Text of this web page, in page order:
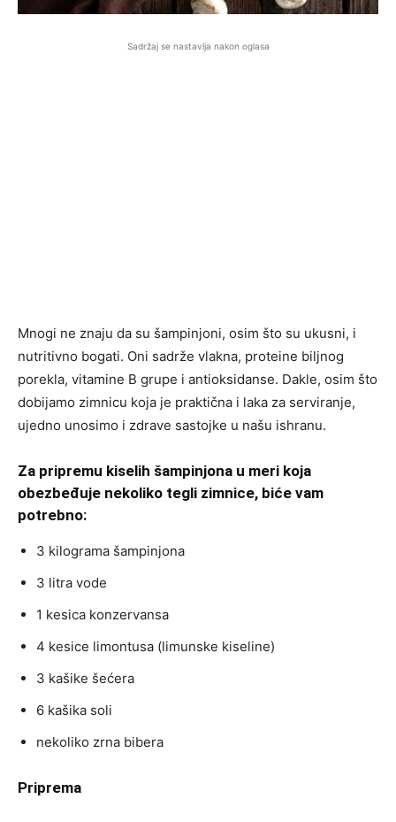
Sadržaj se nastavlja nakon oglasa
Mnogi ne znaju da su šampinjoni, osim što su ukusni, i
nutritivno bogati. Oni sadrže vlakna, proteine biljnog
porekla, vitamine B grupe i antioksidanse. Dakle, osim što
dobijamo zimnicu koja je praktična i laka za serviranje,
ujedno unosimo i zdrave sastojke u našu ishranu.
Za pripremu kiselih šampinjona u meri koja
obezbeđuje nekoliko tegli zimnice, biće vam
potrebno:
3 kilograma šampinjona
3 litra vode
1 kesica konzervansa
4 kesice limontusa (limunske kiseline)
3 kašike šećera
6 kašika soli
nekoliko zrna bibera
Priprema